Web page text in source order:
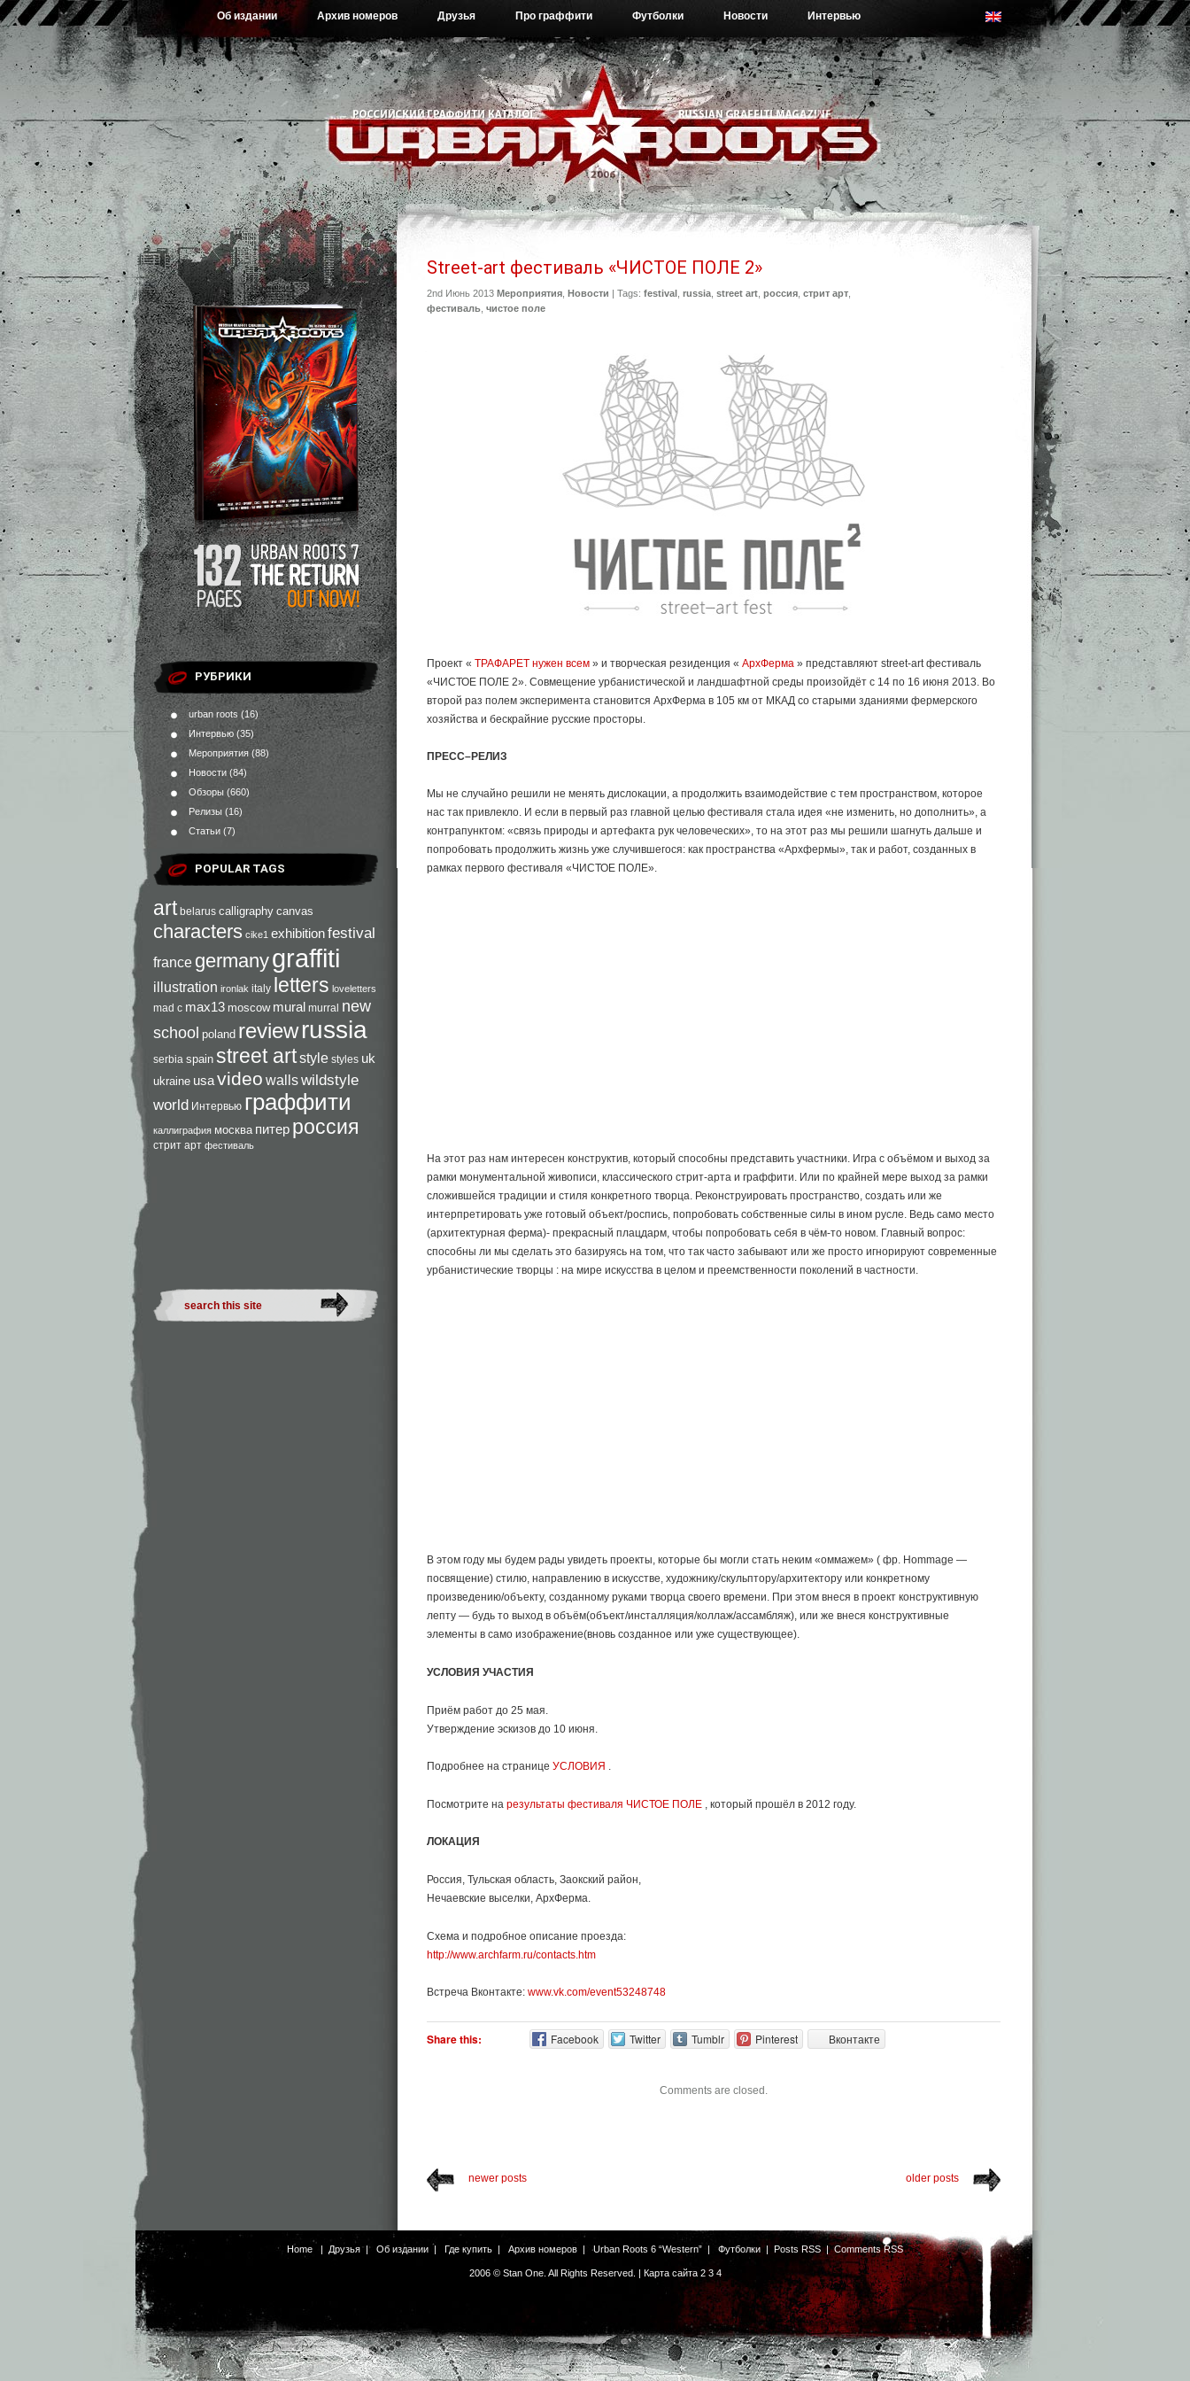
Об издании Архив номеров Друзья Про граффити Футболки Новости Интервью
РУБРИКИ
urban roots (16)
Интервью (35)
Мероприятия (88)
Новости (84)
Обзоры (660)
Релизы (16)
Статьи (7)
POPULAR TAGS
art belarus calligraphy canvas
characters cike1 exhibitionfestival
france germanygraffiti
illustration ironlak italy letters loveletters
mad c max13 moscow mural murral new
school poland reviewrussia
serbia spain street artstyle styles uk
ukraine usavideo wallswildstyle
world Интервью граффити
каллиграфия москва питер россия
стрит арт фестиваль
Street-art фестиваль «ЧИСТОЕ ПОЛЕ 2»
2nd Июнь 2013 Мероприятия Новости | Tags: festival russia street art россия стрит арт
фестиваль чистое поле
Проект « ТРАФАРЕТ нужен всем » и творческая резиденция « АрхФерма » представляют street-art фестиваль
«ЧИСТОЕ ПОЛЕ 2». Совмещение урбанистической и ландшафтной среды произойдёт с 14 по 16 июня 2013. Во
второй раз полем эксперимента становится АрхФерма в 105 км от МКАД со старыми зданиями фермерского
хозяйства и бескрайние русские просторы.
ПРЕСС–РЕЛИЗ
Мы не случайно решили не менять дислокации, а продолжить взаимодействие с тем пространством, которое
нас так привлекло. И если в первый раз главной целью фестиваля стала идея «не изменить, но дополнить», а
контрапунктом: «связь природы и артефакта рук человеческих», то на этот раз мы решили шагнуть дальше и
попробовать продолжить жизнь уже случившегося: как пространства «Архфермы», так и работ, созданных в
рамках первого фестиваля «ЧИСТОЕ ПОЛЕ».
На этот раз нам интересен конструктив, который способны представить участники. Игра с объёмом и выход за
рамки монументальной живописи, классического стрит-арта и граффити. Или по крайней мере выход за рамки
сложившейся традиции и стиля конкретного творца. Реконструировать пространство, создать или же
интерпретировать уже готовый объект/роспись, попробовать собственные силы в ином русле. Ведь само место
(архитектурная ферма)- прекрасный плацдарм, чтобы попробовать себя в чём-то новом. Главный вопрос:
способны ли мы сделать это базируясь на том, что так часто забывают или же просто игнорируют современные
урбанистические творцы : на мире искусства в целом и преемственности поколений в частности.
В этом году мы будем рады увидеть проекты, которые бы могли стать неким «оммажем» ( фр. Hommage —
посвящение) стилю, направлению в искусстве, художнику/скульптору/архитектору или конкретному
произведению/объекту, созданному руками творца своего времени. При этом внеся в проект конструктивную
лепту — будь то выход в объём(объект/инсталляция/коллаж/ассамбляж), или же внеся конструктивные
элементы в само изображение(вновь созданное или уже существующее).
УСЛОВИЯ УЧАСТИЯ
Приём работ до 25 мая.
Утверждение эскизов до 10 июня.
Подробнее на странице УСЛОВИЯ .
Посмотрите на результаты фестиваля ЧИСТОЕ ПОЛЕ , который прошёл в 2012 году.
ЛОКАЦИЯ
Россия, Тульская область, Заокский район,
Нечаевские выселки, АрхФерма.
Схема и подробное описание проезда:
http://www.archfarm.ru/contacts.htm
Встреча Вконтакте: www.vk.com/event53248748
Share this: Facebook Twitter Tumblr Pinterest Вконтакте
Comments are closed.
newer posts older posts
Home | Друзья| Об издании | Где купить | Архив номеров |Urban Roots 6 “Western” | Футболки| Posts RSS|Comments RSS
2006 © Stan One. All Rights Reserved. | Карта сайта 2 3 4